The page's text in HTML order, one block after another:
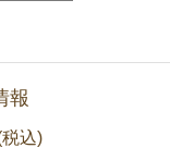
報
込)